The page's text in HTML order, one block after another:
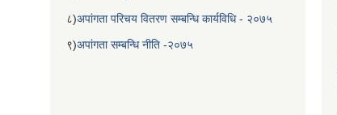
८)अपांगता परिचय वितरण सम्बन्धि कार्यविधि - २०७५
९)अपांगता सम्बन्धि नीति -२०७५